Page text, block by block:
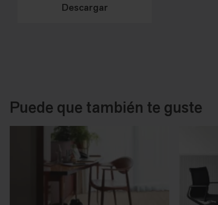
Descargar
Puede que también te guste